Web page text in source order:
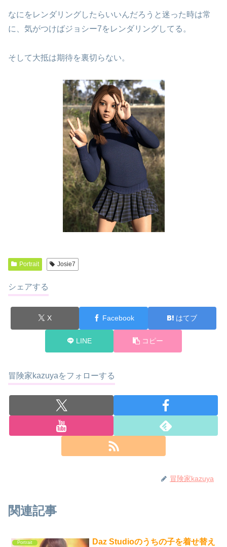
なにをレンダリングしたらいいんだろうと迷った時は常
に、気がつけばジョシー7をレンダリングしてる。
そして大抵は期待を裏切らない。
Portrait Josie7
シェアする
X Facebook はてブ
LINE コピー
冒険家kazuyaをフォローする
冒険家kazuya
関連記事
Portrait
Daz Studioのうちの子を着せ替え